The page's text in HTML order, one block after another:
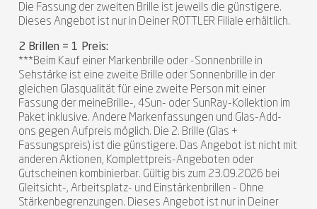
Die Fassung der zweiten Brille ist jeweils die günstigere.
Dieses Angebot ist nur in Deiner ROTTLER Filiale erhältlich.
2 Brillen = 1 Preis:
***Beim Kauf einer Markenbrille oder -Sonnenbrille in
Sehstärke ist eine zweite Brille oder Sonnenbrille in der
gleichen Glasqualität für eine zweite Person mit einer
Fassung der meineBrille-, 4Sun- oder SunRay-Kollektion im
Paket inklusive. Andere Markenfassungen und Glas-Add-
ons gegen Aufpreis möglich. Die 2. Brille (Glas +
Fassungspreis) ist die günstigere. Das Angebot ist nicht mit
anderen Aktionen, Komplettpreis-Angeboten oder
Gutscheinen kombinierbar. Gültig bis zum 23.09.2026 bei
Gleitsicht-, Arbeitsplatz- und Einstärkenbrillen - Ohne
Stärkenbegrenzungen. Dieses Angebot ist nur in Deiner